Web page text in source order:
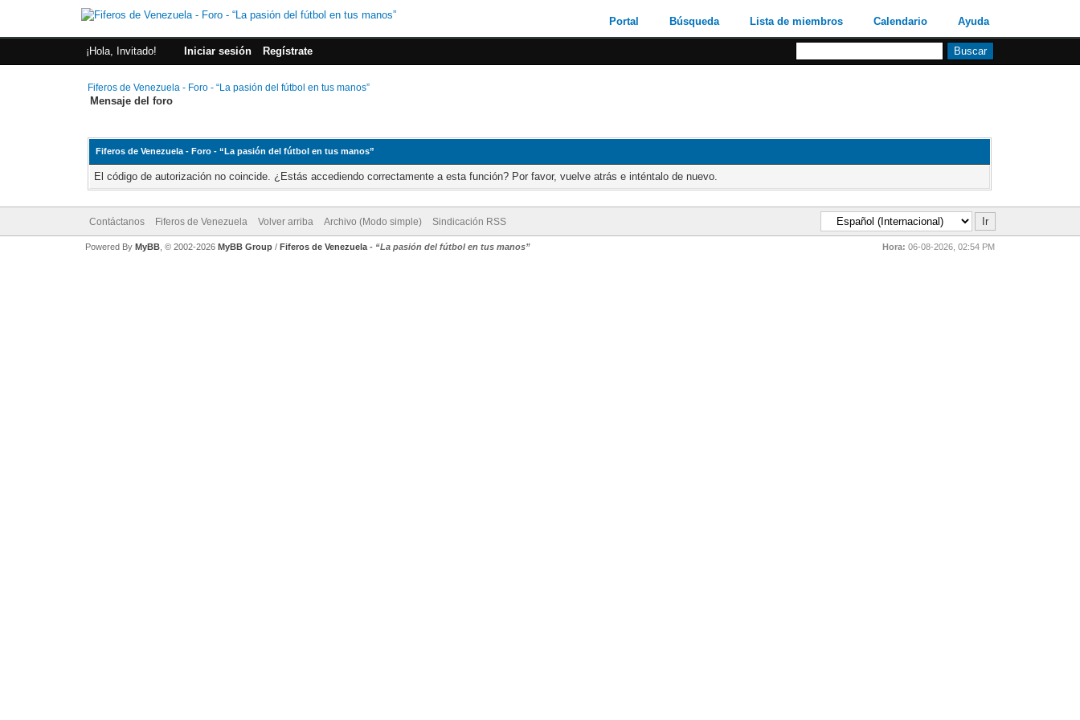
Portal Búsqueda Lista de miembros Calendario Ayuda
¡Hola, Invitado! Iniciar sesión Regístrate
Fiferos de Venezuela - Foro - “La pasión del fútbol en tus manos”
Mensaje del foro
Fiferos de Venezuela - Foro - “La pasión del fútbol en tus manos”
El código de autorización no coincide. ¿Estás accediendo correctamente a esta función? Por favor, vuelve atrás e inténtalo de nuevo.
Contáctanos Fiferos de Venezuela Volver arriba Archivo (Modo simple) Sindicación RSS
Hora: 06-08-2026, 02:54 PM
Powered By MyBB, © 2002-2026 MyBB Group/ Fiferos de Venezuela- “La pasión del fútbol en tus manos”